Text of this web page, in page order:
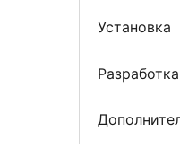
Установка
Разработка